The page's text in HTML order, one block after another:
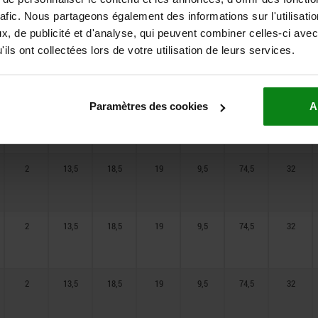
Nous partageons également des informations sur
de publicité et d'analyse, qui peuvent combiner celles-ci
ont collectées lors de votre utilisation de leurs services.
Paramètres des cookies
2 13,5 18,5 19 9,5 74,5 32
18,5 19 9,5
2 13,5 18,5 19 9,5 74,5 32
2 13,5 18,5 19 9,5 74,5 32
2 13,5 18,5 19 9,5 74,5 32